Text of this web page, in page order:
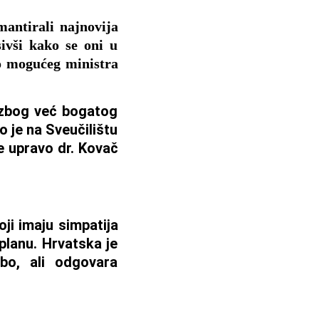
najnovija
kako se oni u
ministra
već bogatog
je na Sveučilištu
upravo dr. Kovač
imaju simpatija
Hrvatska je
ali odgovara